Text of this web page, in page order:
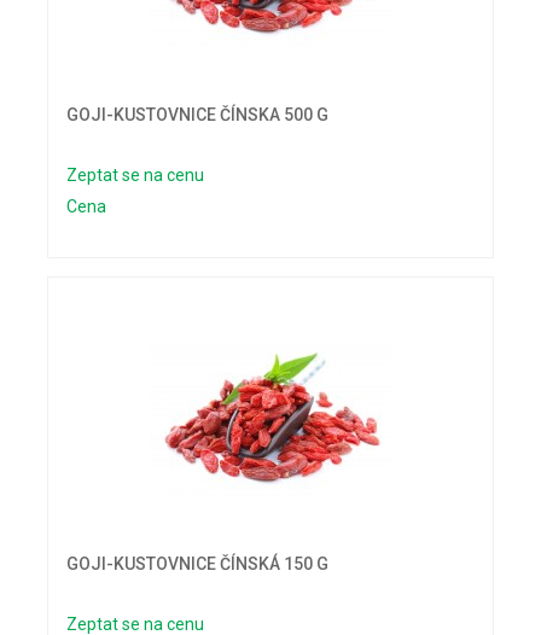
GOJI-KUSTOVNICE ČÍNSKA 500 G
Zeptat se na cenu
Cena
GOJI-KUSTOVNICE ČÍNSKÁ 150 G
Zeptat se na cenu